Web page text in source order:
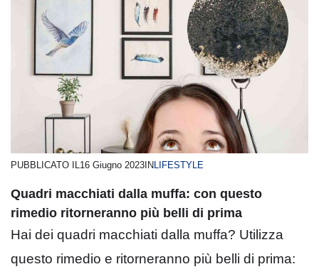
PUBBLICATO IL 16 Giugno 2023 IN LIFESTYLE
Quadri macchiati dalla muffa: con questo
rimedio ritorneranno più belli di prima
Hai dei quadri macchiati dalla muffa? Utilizza
questo rimedio e ritorneranno più belli di prima: